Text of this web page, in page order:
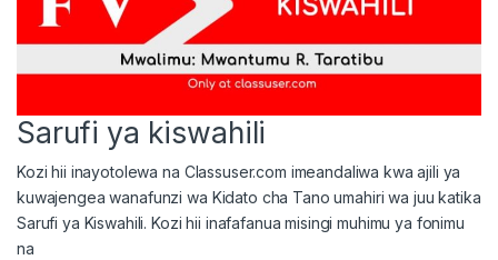
Sarufi ya kiswahili
Kozi hii inayotolewa na Classuser.com imeandaliwa kwa ajili ya
kuwajengea wanafunzi wa Kidato cha Tano umahiri wa juu katika
Sarufi ya Kiswahili. Kozi hii inafafanua misingi muhimu ya fonimu
na